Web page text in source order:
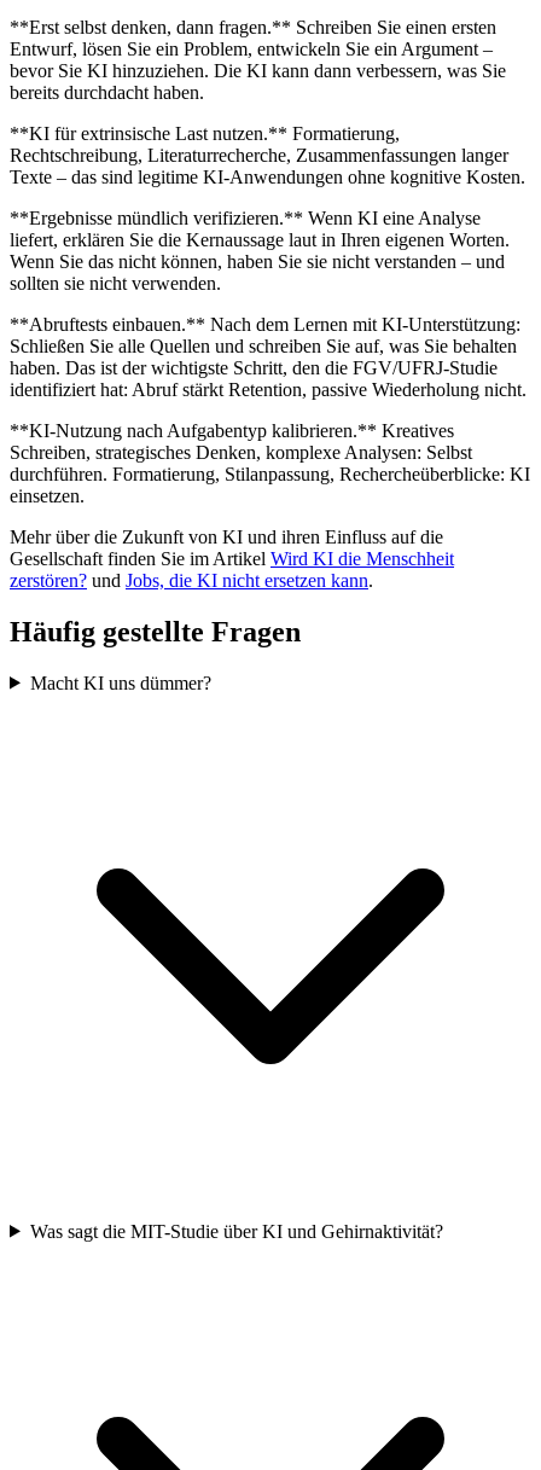
**Erst selbst denken, dann fragen.** Schreiben Sie einen ersten
Entwurf, lösen Sie ein Problem, entwickeln Sie ein Argument –
bevor Sie KI hinzuziehen. Die KI kann dann verbessern, was Sie
bereits durchdacht haben.
**KI für extrinsische Last nutzen.** Formatierung,
Rechtschreibung, Literaturrecherche, Zusammenfassungen langer
Texte – das sind legitime KI-Anwendungen ohne kognitive Kosten.
**Ergebnisse mündlich verifizieren.** Wenn KI eine Analyse
liefert, erklären Sie die Kernaussage laut in Ihren eigenen Worten.
Wenn Sie das nicht können, haben Sie sie nicht verstanden – und
sollten sie nicht verwenden.
**Abruftests einbauen.** Nach dem Lernen mit KI-Unterstützung:
Schließen Sie alle Quellen und schreiben Sie auf, was Sie behalten
haben. Das ist der wichtigste Schritt, den die FGV/UFRJ-Studie
identifiziert hat: Abruf stärkt Retention, passive Wiederholung nicht.
**KI-Nutzung nach Aufgabentyp kalibrieren.** Kreatives
Schreiben, strategisches Denken, komplexe Analysen: Selbst
durchführen. Formatierung, Stilanpassung, Rechercheüberblicke: KI
einsetzen.
Mehr über die Zukunft von KI und ihren Einfluss auf die
Gesellschaft finden Sie im Artikel Wird KI die Menschheit
zerstören? und Jobs, die KI nicht ersetzen kann.
Häufig gestellte Fragen
Macht KI uns dümmer?
Was sagt die MIT-Studie über KI und Gehirnaktivität?